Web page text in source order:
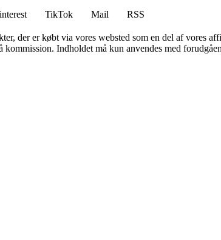
TikTok Mail
RSS
der er købt via vores websted som en del af vores
Indholdet må kun anvendes med